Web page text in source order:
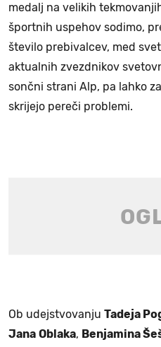
medalj na velikih
športnih uspehov sodimo,
število prebivalcev, med
aktualnih zvezdnikov
sončni strani Alp, pa lahko
skrijejo pereči problemi.
Ob udejstvovanju Tadeja
Jana Oblaka, Benjamina